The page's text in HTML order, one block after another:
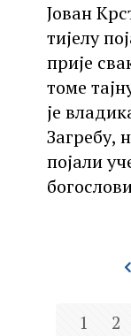
Јован
тијелу
прије
томе
је
Загребу,
појали
1 2